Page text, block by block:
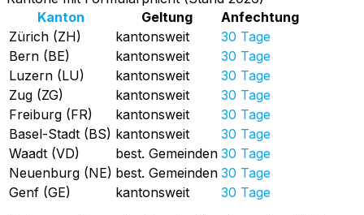
Kanton
Geltung
Anfechtung
Zürich (ZH) kantonsweit
30 Tage
Bern (BE) kantonsweit
30 Tage
Luzern (LU) kantonsweit
30 Tage
Zug (ZG) kantonsweit
30 Tage
Freiburg (FR) kantonsweit
30 Tage
Basel-Stadt (BS) kantonsweit
30 Tage
Waadt (VD) best. Gemeinden 30 Tage
Neuenburg (NE) best. Gemeinden 30 Tage
Genf (GE) kantonsweit
30 Tage